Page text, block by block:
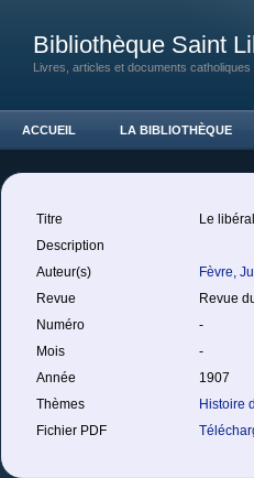
Bibliothèque Saint
Livres, articles et documents catholiques
ACCUEIL LA BIBLIOTHÈQUE
Titre
Le
Description
Auteur(s)
Fèvre,
Revue
Revue
Numéro
-
Mois
-
Année
1907
Thèmes
Histoire
Fichier PDF